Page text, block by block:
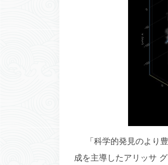
「科学的発見のより
成を主導したアリッサ